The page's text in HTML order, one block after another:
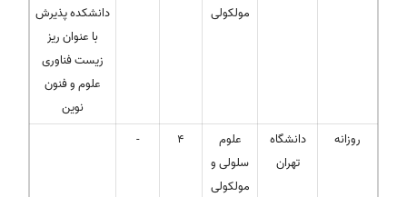
مولکولی
دانشکده پذیرش
با عنوان ریز
زیست فناوری
علوم و فنون
نوین
روزانه
دانشگاه
تهران
علوم
سلولی و
مولکولی
4
-